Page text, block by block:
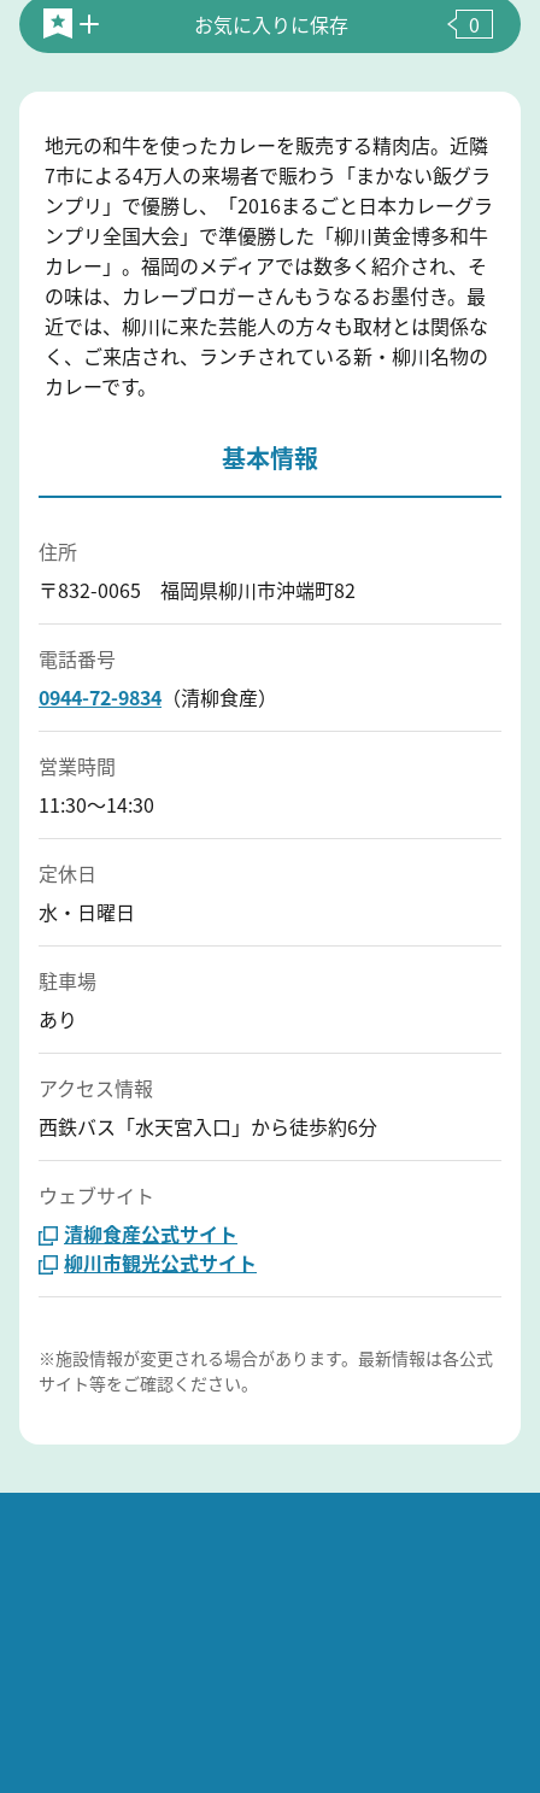
お気に入りに保存 0
地元の和牛を使ったカレーを販売する精肉店。近隣
7市による4万人の来場者で賑わう「まかない飯グラ
ンプリ」で優勝し、「2016まるごと日本カレーグラ
ンプリ全国大会」で準優勝した「柳川黄金博多和牛
カレー」。福岡のメディアでは数多く紹介され、そ
の味は、カレーブロガーさんもうなるお墨付き。最
近では、柳川に来た芸能人の方々も取材とは関係な
く、ご来店され、ランチされている新・柳川名物の
カレーです。
基本情報
住所
〒832-0065 福岡県柳川市沖端町82
電話番号
0944-72-9834 （清柳食産）
営業時間
11:30～14:30
定休日
水・日曜日
駐車場
あり
アクセス情報
西鉄バス「水天宮入口」から徒歩約6分
ウェブサイト
清柳食産公式サイト
柳川市観光公式サイト
※施設情報が変更される場合があります。最新情報は各公式
サイト等をご確認ください。